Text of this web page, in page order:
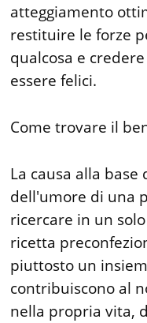
atteggiamento
restituire le forze
qualcosa e
essere felici.
Come trovare il
La causa alla
dell'umore di una
ricercare in un
ricetta
piuttosto un
contribuiscono al
nella propria vita,